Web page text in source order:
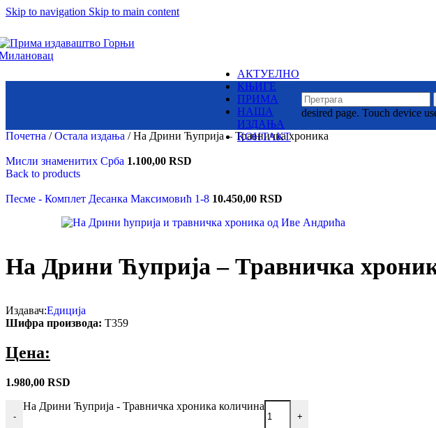
Skip to navigation Skip to main content
Издаваштво: Милутина Тодоровића Жице ББ,
Контакт
Пон. - Пет.:
7:30am -15:30pm
Змајеви су снажни,
одважни,
али и страшни демони,
Вилинске
Чудесна лепота
и натприродне
Српска историја
Долина
АКТУЕЛНО
КЊИГЕ
ПРИМА
НАША
ИЗДАЊА
КОНТАКТ
desired page. Touch device
Почетна / Остала издања / На Дрини Ћуприја – Травничка хроника
Мисли знаменитих Срба 1.100,00 RSD
Back to products
Песме - Комплет Десанка Максимовић 1-8 10.450,00 RSD
На Дрини Ћуприја – Травничка
Издавач:Едиција
Шифра производа: Т359
Цена:
1.980,00 RSD
-
На Дрини Ћуприја - Травничка хроника количина
+